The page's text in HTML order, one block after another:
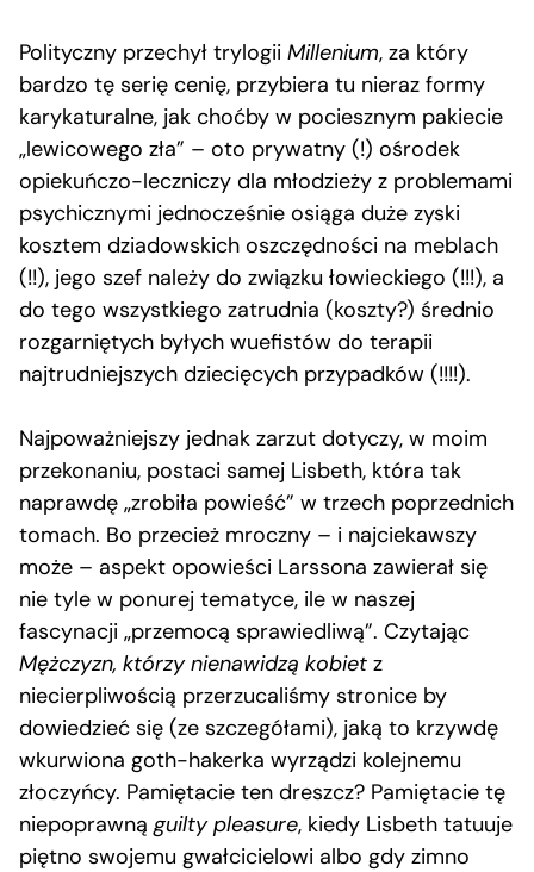
Polityczny przechył trylogii Millenium, za który
bardzo tę serię cenię, przybiera tu nieraz formy
karykaturalne, jak choćby w pociesznym pakiecie
„lewicowego zła” – oto prywatny (!) ośrodek
opiekuńczo-leczniczy dla młodzieży z problemami
psychicznymi jednocześnie osiąga duże zyski
kosztem dziadowskich oszczędności na meblach
(!!), jego szef należy do związku łowieckiego (!!!), a
do tego wszystkiego zatrudnia (koszty?) średnio
rozgarniętych byłych wuefistów do terapii
najtrudniejszych dziecięcych przypadków (!!!!).
Najpoważniejszy jednak zarzut dotyczy, w moim
przekonaniu, postaci samej Lisbeth, która tak
naprawdę „zrobiła powieść” w trzech poprzednich
tomach. Bo przecież mroczny – i najciekawszy
może – aspekt opowieści Larssona zawierał się
nie tyle w ponurej tematyce, ile w naszej
fascynacji „przemocą sprawiedliwą”. Czytając
Mężczyzn, którzy nienawidzą kobiet z
niecierpliwością przerzucaliśmy stronice by
dowiedzieć się (ze szczegółami), jaką to krzywdę
wkurwiona goth-hakerka wyrządzi kolejnemu
złoczyńcy. Pamiętacie ten dreszcz? Pamiętacie tę
niepoprawną guilty pleasure, kiedy Lisbeth tatuuje
piętno swojemu gwałcicielowi albo gdy zimno